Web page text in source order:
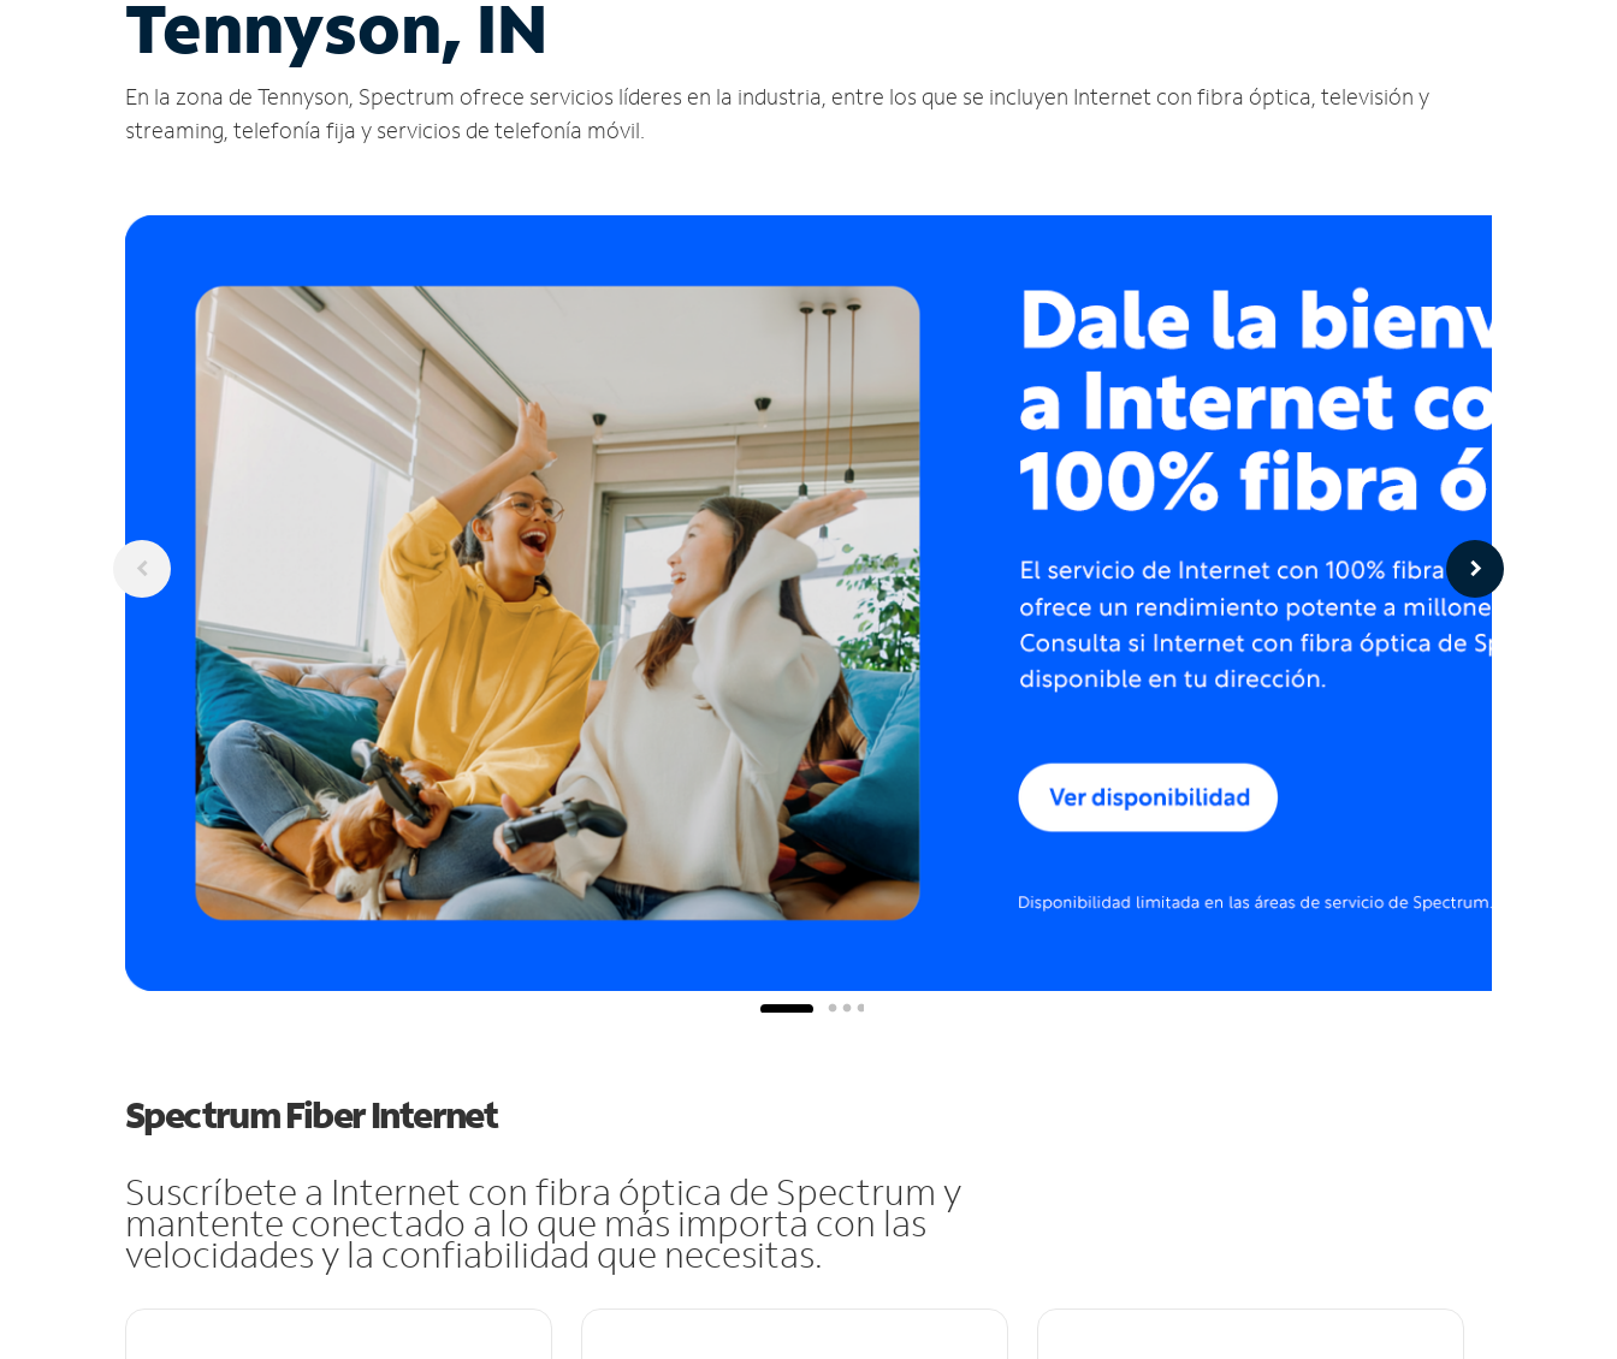
Tennyson, IN
En la zona de Tennyson, Spectrum ofrece servicios líderes en la industria, entre los que se incluyen Internet con fibra óptica, televisión y
streaming, telefonía fija y servicios de telefonía móvil.
Spectrum Fiber Internet
Suscríbete a Internet con fibra óptica de Spectrum y
mantente conectado a lo que más importa con las
velocidades y la confiabilidad que necesitas.